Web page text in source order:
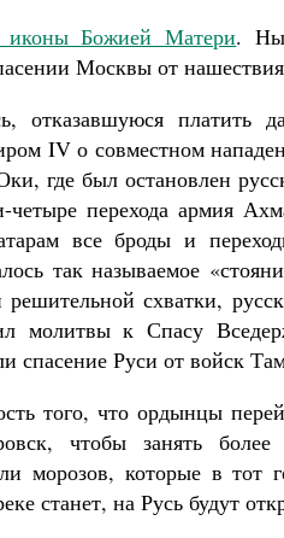
иконы Божией Матери.
Москвы от
отказавшуюся платить
IV о совместном
где был остановлен
перехода армия
все броды и
так называемое
схватки,
молитвы к Спасу
спасение Руси от войск
того, что ордынцы
чтобы занять
морозов, которые в тот
станет, на Русь будут